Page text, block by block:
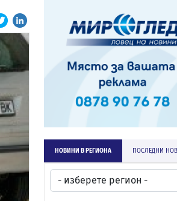
НОВИНИ В РЕГИОНА ПОСЛЕДНИ